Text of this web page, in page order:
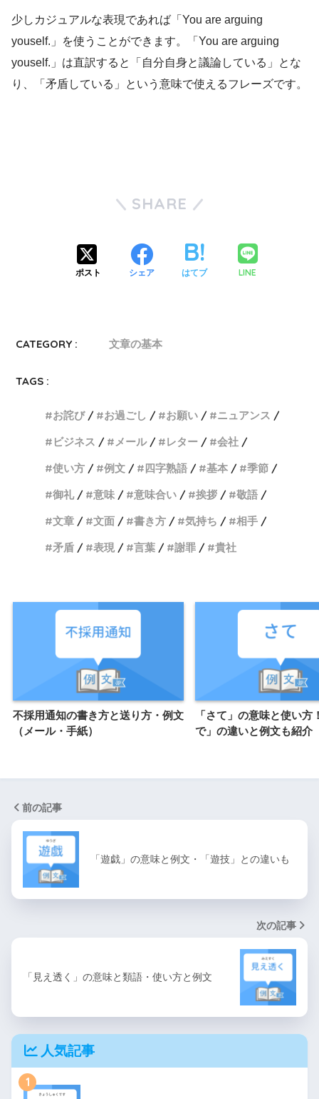
少しカジュアルな表現であれば「You are arguing
youself.」を使うことができます。「You are arguing
youself.」は直訳すると「自分自身と議論している」とな
り、「矛盾している」という意味で使えるフレーズです。
SHARE
ポスト シェア はてブ LINE
CATEGORY : 文章の基本
TAGS :
お詫び お過ごし お願い
ニュアンス
ビジネス
メール レター
会社
使い方
例文 四字熟語 基本
季節
御礼
意味 意味合い 挨拶
敬語
文章
文面 書き方 気持ち
相手
矛盾
表現 言葉 謝罪 貴社
不採用通知の書き方と送り方・例文
（メール・手紙）
「さて」の意味と使い方
で」の違いと例文も紹介
前の記事
「遊戯」の意味と例文・「遊技」との違いも
次の記事
「見え透く」の意味と類語・使い方と例文
人気記事
1